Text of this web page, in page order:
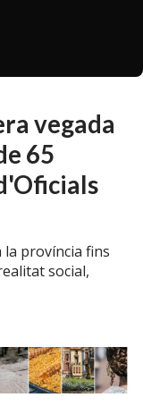
vegada
65
província fins
social,